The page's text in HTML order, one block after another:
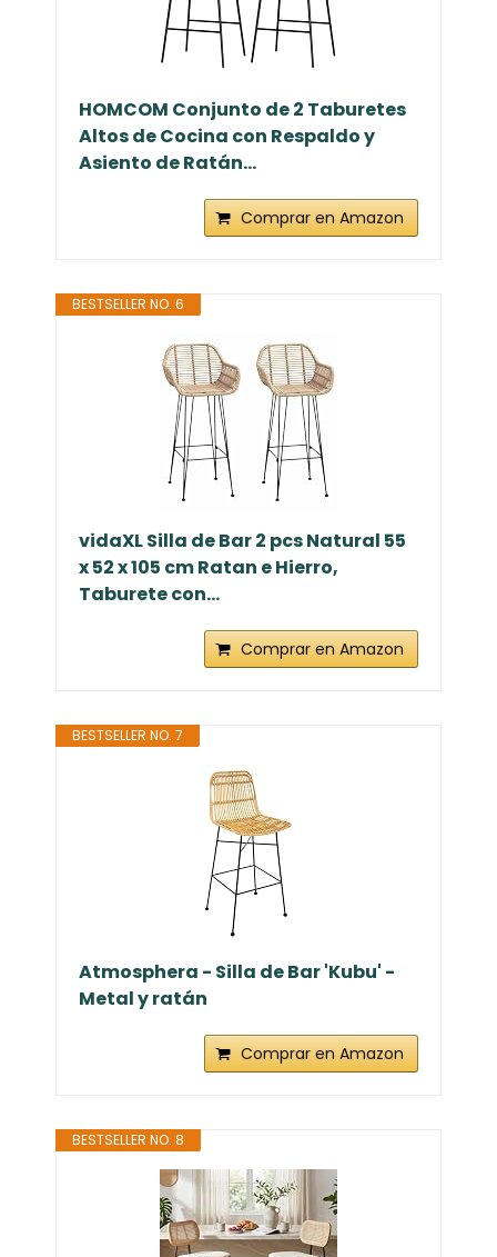
HOMCOM Conjunto de 2 Taburetes
Altos de Cocina con Respaldo y
Asiento de Ratán...
Comprar en Amazon
BESTSELLER NO. 6
vidaXL Silla de Bar 2 pcs Natural 55
x 52 x 105 cm Ratan e Hierro,
Taburete con...
Comprar en Amazon
BESTSELLER NO. 7
Atmosphera - Silla de Bar 'Kubu' -
Metal y ratán
Comprar en Amazon
BESTSELLER NO. 8